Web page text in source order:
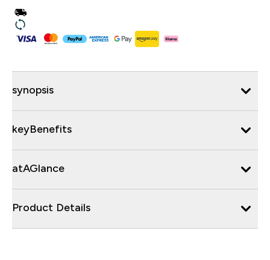
synopsis
keyBenefits
atAGlance
Product Details